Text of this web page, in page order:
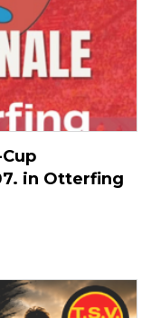
in Otterfing